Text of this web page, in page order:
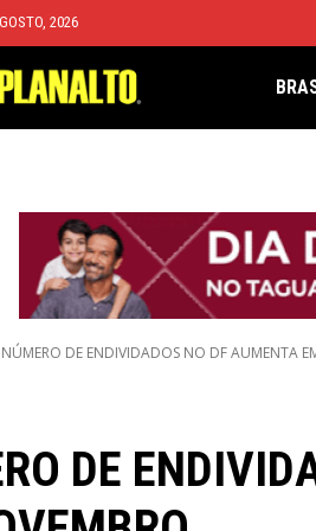
2026
NÚMERO DE ENDIVIDADOS NO DF AUMENTA
DE